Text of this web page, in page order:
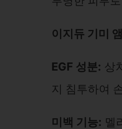
이지듀 기미
EGF 성분: 상
지 침투하여
미백 기능: 멜